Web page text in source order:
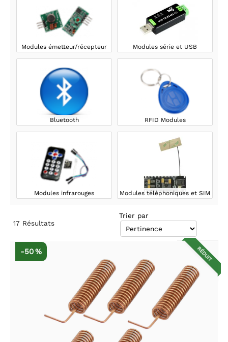
Modules émetteur/récepteur Modules série et USB
Bluetooth RFID Modules
Modules infrarouges Modules téléphoniques et SIM
17 Résultats
Trier par
RÉDUIT
-50 %